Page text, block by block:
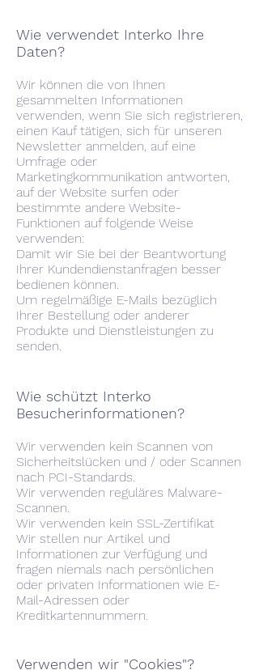
Wie verwendet Interko Ihre
Daten?
Wir können die von Ihnen
gesammelten Informationen
verwenden, wenn Sie sich registrieren,
einen Kauf tätigen, sich für unseren
Newsletter anmelden, auf eine
Umfrage oder
Marketingkommunikation antworten,
auf der Website surfen oder
bestimmte andere Website-
Funktionen auf folgende Weise
verwenden:
Damit wir Sie bei der Beantwortung
Ihrer Kundendienstanfragen besser
bedienen können.
Um regelmäßige E-Mails bezüglich
Ihrer Bestellung oder anderer
Produkte und Dienstleistungen zu
senden.
Wie schützt Interko
Besucherinformationen?
Wir verwenden kein Scannen von
Sicherheitslücken und / oder Scannen
nach PCI-Standards.
Wir verwenden reguläres Malware-
Scannen.
Wir verwenden kein SSL-Zertifikat
Wir stellen nur Artikel und
Informationen zur Verfügung und
fragen niemals nach persönlichen
oder privaten Informationen wie E-
Mail-Adressen oder
Kreditkartennummern.
Verwenden wir "Cookies"?